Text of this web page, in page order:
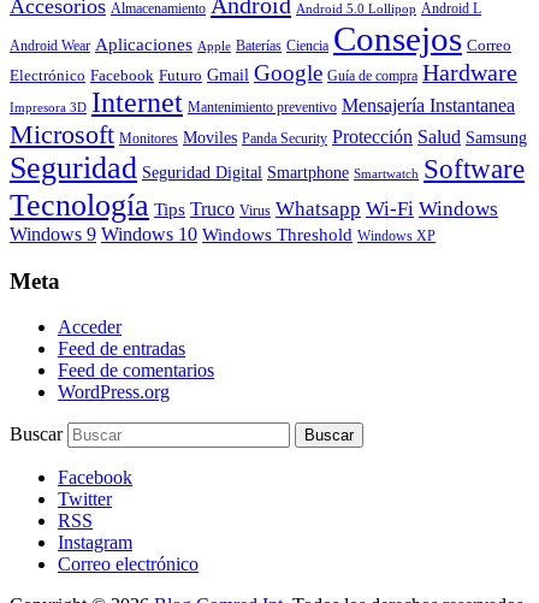
Accesorios Almacenamiento Android 5.0 Lollipop Android L
Android Wear Aplicaciones Apple Baterías Ciencia Consejos Correo
Electrónico Facebook Futuro Gmail Google Guía de compra Hardware
Impresora 3D Internet Mantenimiento preventivo Mensajería Instantanea
Microsoft Monitores Moviles Panda Security Protección Salud Samsung
Seguridad Seguridad Digital Smartphone Smartwatch Software
Tecnología Tips Truco Virus Whatsapp Wi-Fi Windows
Windows 9 Windows 10 Windows Threshold Windows XP
Meta
Acceder
Feed de entradas
Feed de comentarios
WordPress.org
Buscar
Facebook
Twitter
RSS
Instagram
Correo electrónico